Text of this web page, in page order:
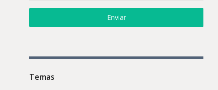
Enviar
Temas